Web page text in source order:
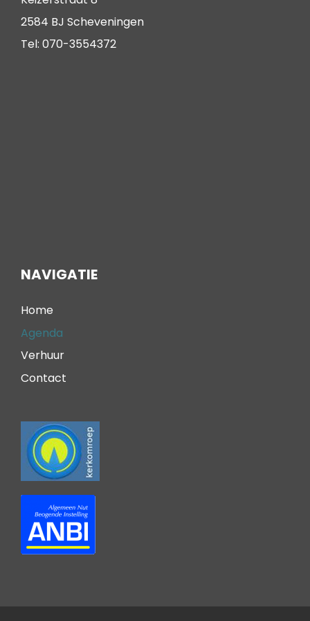
2584 BJ Scheveningen
Tel: 070-3554372
NAVIGATIE
Home
Agenda
Verhuur
Contact